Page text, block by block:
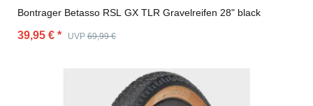
Bontrager Betasso RSL GX TLR Gravelreifen 28" black
39,95 € * UVP 69,99 €